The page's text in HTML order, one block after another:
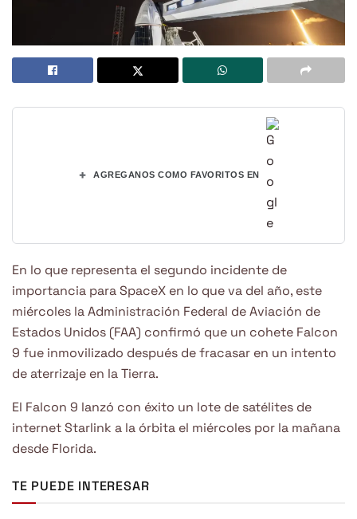
+ AGREGANOS COMO FAVORITOS EN
En lo que representa el segundo incidente de
importancia para SpaceX en lo que va del año, este
miércoles la Administración Federal de Aviación de
Estados Unidos (FAA) confirmó que un cohete Falcon
9 fue inmovilizado después de fracasar en un intento
de aterrizaje en la Tierra.
El Falcon 9 lanzó con éxito un lote de satélites de
internet Starlink a la órbita el miércoles por la mañana
desde Florida.
TE PUEDE INTERESAR